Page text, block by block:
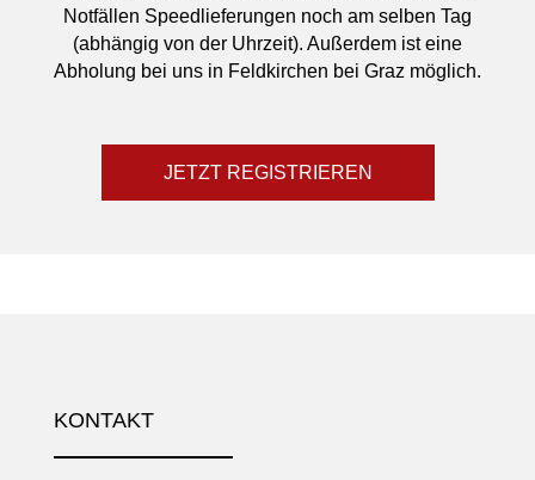
Notfällen Speedlieferungen noch am selben Tag
(abhängig von der Uhrzeit). Außerdem ist eine
Abholung bei uns in Feldkirchen bei Graz möglich.
JETZT REGISTRIEREN
KONTAKT